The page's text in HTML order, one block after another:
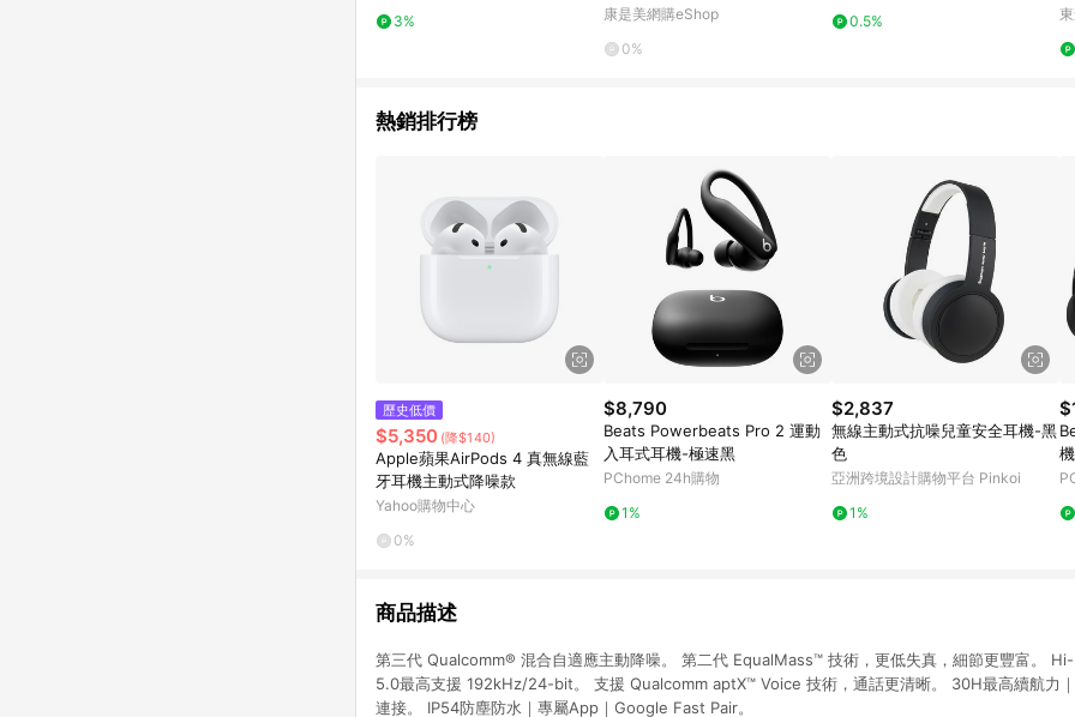
3%
康是美網購eShop
0%
0.5%
熱銷排行榜
歷史低價
$5,350 (降$140)
Apple蘋果AirPods 4 真無線藍
牙耳機主動式降噪款
Yahoo購物中心
0%
$8,790
Beats Powerbeats Pro 2 運動
入耳式耳機-極速黑
PChome 24h購物
1%
$2,837
無線主動式抗噪兒童安全耳機-黑
色
亞洲跨境設計購物平台 Pinkoi
1%
機
商品描述
第三代 Qualcomm® 混合自適應主動降噪。 第二代 EqualMass™ 技術，更低失真，細節更豐富。
5.0最高支援 192kHz/24-bit。 支援 Qualcomm aptX™ Voice 技術，通話更清晰。 30H最高續航力
連接。 IP54防塵防水｜專屬App｜Google Fast Pair。